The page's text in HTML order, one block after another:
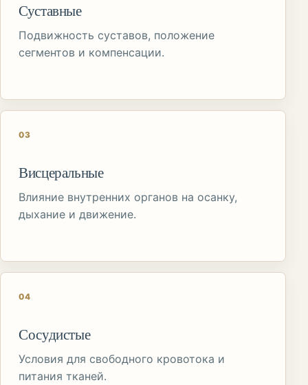
Суставные
Подвижность суставов, положение
сегментов и компенсации.
03
Висцеральные
Влияние внутренних органов на осанку,
дыхание и движение.
04
Сосудистые
Условия для свободного кровотока и
питания тканей.